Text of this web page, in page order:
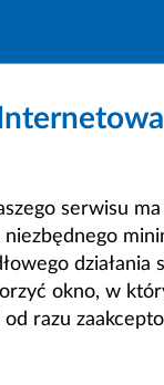
serwisu
okno, w
razu